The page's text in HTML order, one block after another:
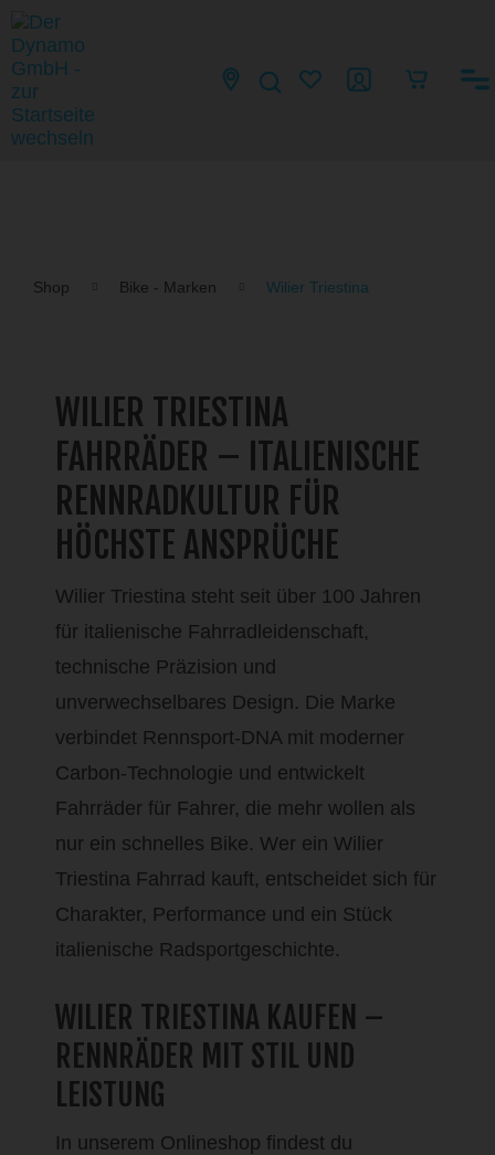
Shop Bike - Marken Wilier Triestina
WILIER TRIESTINA
FAHRRÄDER – ITALIENISCHE
RENNRADKULTUR FÜR
HÖCHSTE ANSPRÜCHE
Wilier Triestina steht seit über 100 Jahren
für italienische Fahrradleidenschaft,
technische Präzision und
unverwechselbares Design. Die Marke
verbindet Rennsport-DNA mit moderner
Carbon-Technologie und entwickelt
Fahrräder für Fahrer, die mehr wollen als
nur ein schnelles Bike. Wer ein Wilier
Triestina Fahrrad kauft, entscheidet sich für
Charakter, Performance und ein Stück
italienische Radsportgeschichte.
WILIER TRIESTINA KAUFEN –
RENNRÄDER MIT STIL UND
LEISTUNG
In unserem Onlineshop findest du